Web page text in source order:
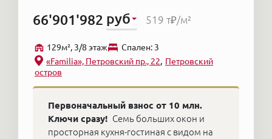
66'901'982 руб 519 т₽/м²
129м², 3/8 этаж
Cпален: 3
«Familia», Петровский пр., 22
Петровский
остров
Первоначальный взнос от 10 млн.
Ключи сразу! Семь больших окон и
просторная кухня-гостиная с видом на